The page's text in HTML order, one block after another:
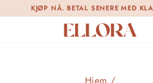
Pause
KJØP NÅ. BETAL SENERE MED